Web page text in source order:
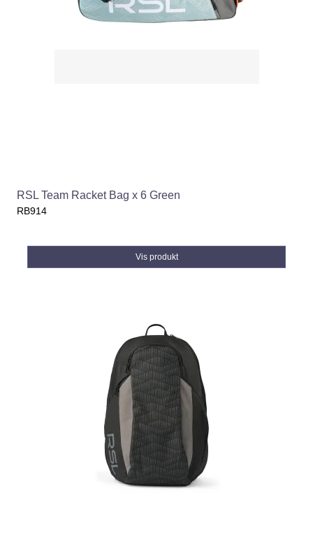
RSL Team Racket Bag x 6 Green
RB914
Vis produkt